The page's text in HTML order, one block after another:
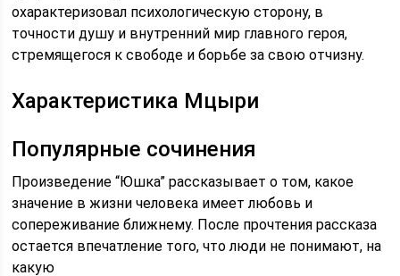
охарактеризовал психологическую сторону, в
точности душу и внутренний мир главного героя,
стремящегося к свободе и борьбе за свою отчизну.
Характеристика Мцыри
Популярные сочинения
Произведение “Юшка” рассказывает о том, какое
значение в жизни человека имеет любовь и
сопереживание ближнему. После прочтения рассказа
остается впечатление того, что люди не понимают, на
какую